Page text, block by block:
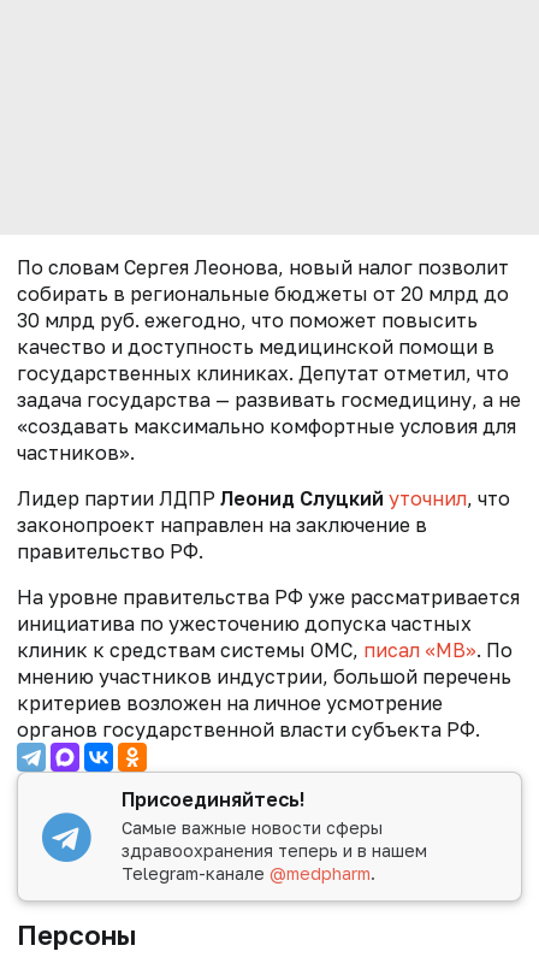
По словам Сергея Леонова, новый налог позволит
собирать в региональные бюджеты от 20 млрд до
30 млрд руб. ежегодно, что поможет повысить
качество и доступность медицинской помощи в
государственных клиниках. Депутат отметил, что
задача государства — развивать госмедицину, а не
«создавать максимально комфортные условия для
частников».​
Лидер партии ЛДПР Леонид Слуцкий уточнил, что
законопроект направлен на заключение в
правительство РФ.
На уровне правительства РФ уже рассматривается
инициатива по ужесточению допуска частных
клиник к средствам системы ОМС, писал «МВ». По
мнению участников индустрии, большой перечень
критериев возложен на личное усмотрение
органов государственной власти субъекта РФ.
Присоединяйтесь!
Самые важные новости сферы
здравоохранения теперь и в нашем
Telegram-канале@medpharm.
Персоны